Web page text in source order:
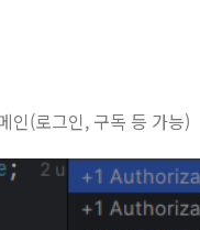
인(로그인, 구독 등 가능)